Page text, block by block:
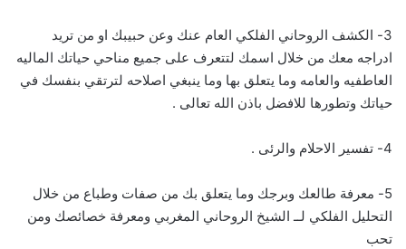
3- الكشف الروحاني الفلكي العام عنك وعن حبيبك او من تريد
ادراجه معك من خلال اسمك لتتعرف على جميع مناحي حياتك الماليه
العاطفيه والعامه وما يتعلق بها وما ينبغي اصلاحه لترتقي بنفسك في
حياتك وتطورها للافضل باذن الله تعالى .
4- تفسير الاحلام والرئى .
5- معرفة طالعك وبرجك وما يتعلق بك من صفات وطباع من خلال
التحليل الفلكي لــ الشيخ الروحاني المغربي ومعرفة خصائصك ومن
تحب